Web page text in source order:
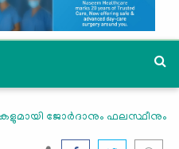
ജോര്‍ദാനും ഫലസ്ഥീനും